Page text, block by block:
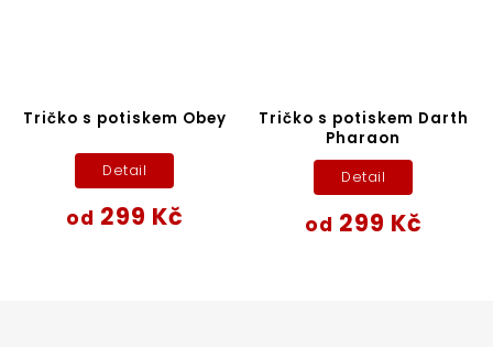
Tričko s potiskem Obey
od 299 Kč
Detail
Tričko s potiskem Darth
Pharaon
od 299 Kč
Detail